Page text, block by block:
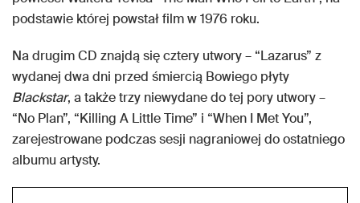
podstawie której powstał film w 1976 roku.
Na drugim CD znajdą się cztery utwory – “Lazarus” z
wydanej dwa dni przed śmiercią Bowiego płyty
Blackstar, a także trzy niewydane do tej pory utwory –
“No Plan”, “Killing A Little Time” i “When I Met You”,
zarejestrowane podczas sesji nagraniowej do ostatniego
albumu artysty.